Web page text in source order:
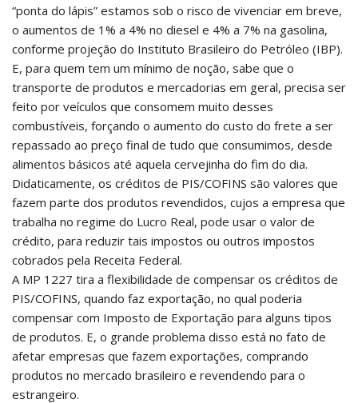
“ponta do lápis” estamos sob o risco de vivenciar em breve,
o aumentos de 1% a 4% no diesel e 4% a 7% na gasolina,
conforme projeção do Instituto Brasileiro do Petróleo (IBP).
E, para quem tem um mínimo de noção, sabe que o
transporte de produtos e mercadorias em geral, precisa ser
feito por veículos que consomem muito desses
combustíveis, forçando o aumento do custo do frete a ser
repassado ao preço final de tudo que consumimos, desde
alimentos básicos até aquela cervejinha do fim do dia.
Didaticamente, os créditos de PIS/COFINS são valores que
fazem parte dos produtos revendidos, cujos a empresa que
trabalha no regime do Lucro Real, pode usar o valor de
crédito, para reduzir tais impostos ou outros impostos
cobrados pela Receita Federal.
A MP 1227 tira a flexibilidade de compensar os créditos de
PIS/COFINS, quando faz exportação, no qual poderia
compensar com Imposto de Exportação para alguns tipos
de produtos. E, o grande problema disso está no fato de
afetar empresas que fazem exportações, comprando
produtos no mercado brasileiro e revendendo para o
estrangeiro.